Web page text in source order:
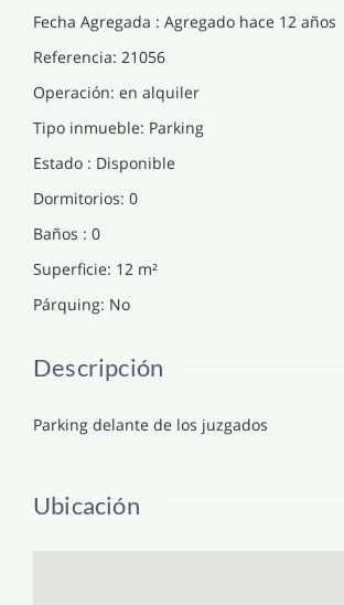
Fecha Agregada : Agregado hace 12 años
Referencia: 21056
Operación: en alquiler
Tipo inmueble: Parking
Estado : Disponible
Dormitorios: 0
Baños : 0
Superficie: 12 m²
Párquing: No
Descripción
Parking delante de los juzgados
Ubicación